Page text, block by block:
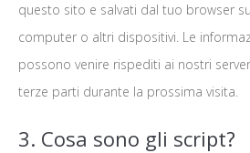
questo sito e salvati dal tuo browser
computer o altri dispositivi. Le
possono venire rispediti ai nostri
terze parti durante la prossima visita.
3. Cosa sono gli script?